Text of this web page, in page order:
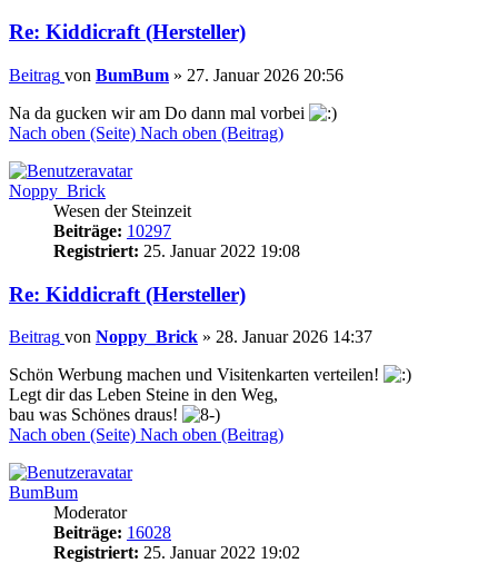
Re: Kiddicraft (Hersteller)
Beitrag von BumBum » 27. Januar 2026 20:56
Na da gucken wir am Do dann mal vorbei
Nach oben (Seite) Nach oben (Beitrag)
Noppy_Brick
Wesen der Steinzeit
Beiträge: 10297
Registriert: 25. Januar 2022 19:08
Re: Kiddicraft (Hersteller)
Beitrag von Noppy_Brick » 28. Januar 2026 14:37
Schön Werbung machen und Visitenkarten verteilen!
Legt dir das Leben Steine in den Weg,
bau was Schönes draus!
Nach oben (Seite) Nach oben (Beitrag)
BumBum
Moderator
Beiträge: 16028
Registriert: 25. Januar 2022 19:02